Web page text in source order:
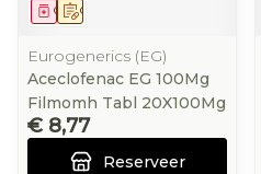
Op voorschrift
Geneesmiddel
Eurogenerics (EG)
Aceclofenac EG 100Mg
Filmomh Tabl 20X100Mg
€ 8,77
Reserveer